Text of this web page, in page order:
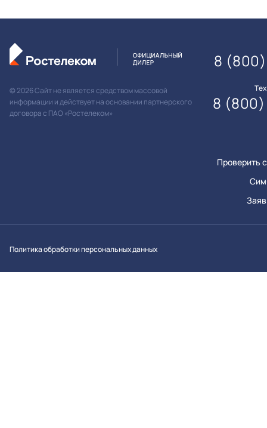
© 2026 Сайт не является средством массовой
информации и действует на основании партнерского
договора с ПАО «Ростелеком»
Проверить
8
8
Политика обработки персональных данных